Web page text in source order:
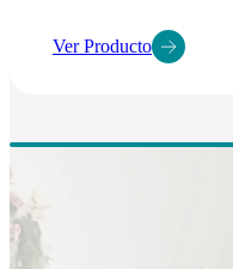
Ver Producto